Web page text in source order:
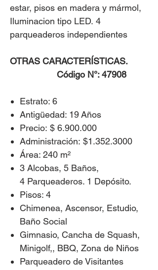
estar, pisos en madera y mármol,
Iluminacion tipo LED. 4
parqueaderos independientes
OTRAS CARACTERÍSTICAS.
Código N°: 47908
Estrato: 6
Antigüedad: 19 Años
Precio: $ 6.900.000
Administración: $1.352.3000
Área: 240 m²
3 Alcobas, 5 Baños,
4 Parqueaderos. 1 Depósito.
Pisos: 4
Chimenea, Ascensor, Estudio,
Baño Social
Gimnasio, Cancha de Squash,
Minigolf,, BBQ, Zona de Niños
Parqueadero de Visitantes